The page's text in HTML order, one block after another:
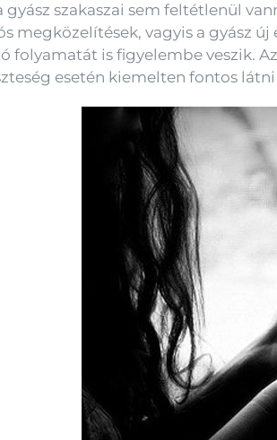
gyász szakaszai sem feltétlenül
megközelítések, vagyis a gyász
folyamatát is figyelembe veszik.
esetén kiemelten fontos